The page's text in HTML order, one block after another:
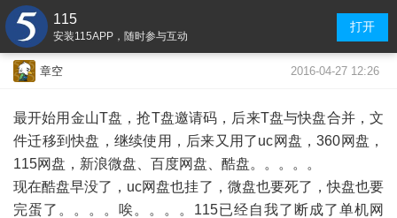
115
安装115APP，随时参与互动
打开
章空 2016-04-27 12:26
最开始用金山T盘，抢T盘邀请码，后来T盘与快盘合并，文
件迁移到快盘，继续使用，后来又用了uc网盘，360网盘，
115网盘，新浪微盘、百度网盘、酷盘。。。。。
现在酷盘早没了，uc网盘也挂了，微盘也要死了，快盘也要
完蛋了。。。。唉。。。。115已经自我了断成了单机网